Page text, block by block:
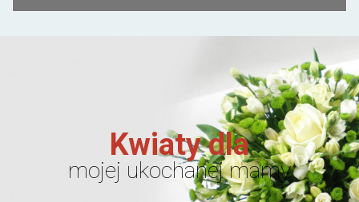
Kwiaty dla
mojej ukochanej mamy